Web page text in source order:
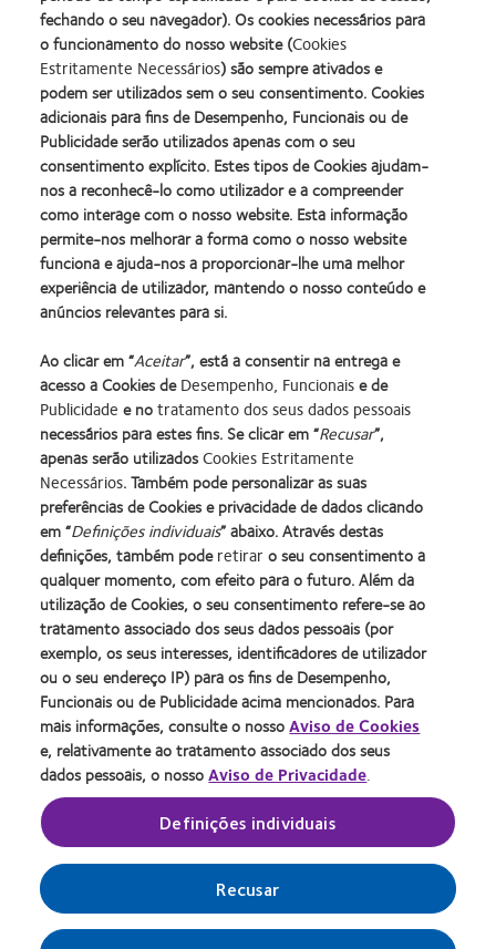
aceder à plataforma de Formação On-line CooperVision, na data e
hora indicadas.
Deverá ter instalada a última versão do Flash Player, se não está
certo de a ter, poderá consegui-la através do seguinte link:
Instalar versão mais recente do Adobe Flash Player
Pode também aceder utilizando o seu dispositivo móvel
(smartphone ou tablet), para isso basta fazer o download da
AppWebinatodisponível na Apple Store ou Google Play nos links
que pode ver de seguida.
Dispositivo ANDROID
Dispositivo APPLE (iPhone ou iPad)
Learn
more
about
Prémio
Silmo
d’Or
para
melhor
produto
com
MyDay™
(2013)
Learn
more
about
Produto
do
Ano
para
Lentes
Contacto
(2013)
Learn
more
about
2012
&
2010
Melhores
Empresas
para
Líderes
(2012)
Learn
more
about
2011
Best
Factory
Awards
(2011)
Learn
more
about
ODMA
2011
(2011)
Learn
more
about
2012
Manufacturing
Leadership
100
(ML
100)
Award
(2012)
Learn
more
about
2012
REBRAND
100®
Global
Award
(2012)
Learn
more
about
Prémio
da
Industria
da
BCLA
Contacte-nos
Noticías
A nossa equipa
Política de privacidade
Política relativa aos cookies
Termos de serviço
Paciente
Condições
Gerir preferências de cookies
Portugal
© 2026CooperVision|
fechando o seu navegador). Os cookies necessários para
o funcionamento do nosso website (Cookies
Estritamente Necessários) são sempre ativados e
podem ser utilizados sem o seu consentimento. Cookies
adicionais para fins de Desempenho, Funcionais ou de
Publicidade serão utilizados apenas com o seu
consentimento explícito. Estes tipos de Cookies ajudam-
nos a reconhecê-lo como utilizador e a compreender
como interage com o nosso website. Esta informação
permite-nos melhorar a forma como o nosso website
funciona e ajuda-nos a proporcionar-lhe uma melhor
experiência de utilizador, mantendo o nosso conteúdo e
anúncios relevantes para si.
Ao clicar em “Aceitar”, está a consentir na entrega e
acesso a Cookies deDesempenho, Funcionaise de
Publicidade e notratamento dos seus dados pessoais
necessários para estes fins. Se clicar em “Recusar”,
apenas serão utilizadosCookies Estritamente
Necessários. Também pode personalizar as suas
preferências de Cookies e privacidade de dados clicando
em “Definições individuais” abaixo. Através destas
definições, também poderetiraro seu consentimento a
qualquer momento, com efeito para o futuro. Além da
utilização de Cookies, o seu consentimento refere-se ao
tratamento associado dos seus dados pessoais (por
exemplo, os seus interesses, identificadores de utilizador
ou o seu endereço IP) para os fins de Desempenho,
Funcionais ou de Publicidade acima mencionados. Para
mais informações, consulte o nossoAviso de Cookies
e, relativamente ao tratamento associado dos seus
dados pessoais, o nossoAviso de Privacidade.
Definições individuais
Recusar